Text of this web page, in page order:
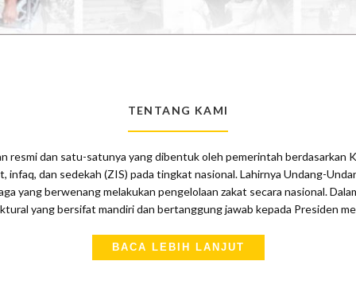
TENTANG KAMI
resmi dan satu-satunya yang dibentuk oleh pemerintah berdasarkan
infaq, dan sedekah (ZIS) pada tingkat nasional. Lahirnya Undang-
yang berwenang melakukan pengelolaan zakat secara nasional.
yang bersifat mandiri dan bertanggung jawab kepada Presiden
BACA LEBIH LANJUT